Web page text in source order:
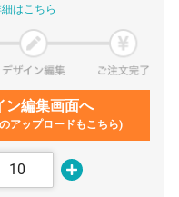
はこちら
ン編集画面へ
アップロードもこちら)